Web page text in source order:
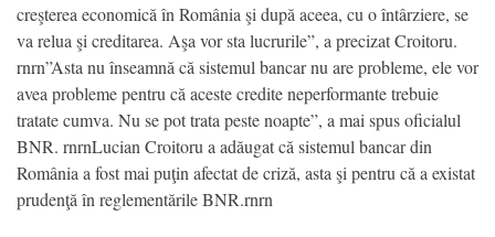
creşterea economică în România şi după aceea, cu o întârziere, se
va relua şi creditarea. Aşa vor sta lucrurile”, a precizat Croitoru.
rnrn”Asta nu înseamnă că sistemul bancar nu are probleme, ele vor
avea probleme pentru că aceste credite neperformante trebuie
tratate cumva. Nu se pot trata peste noapte”, a mai spus oficialul
BNR. rnrnLucian Croitoru a adăugat că sistemul bancar din
România a fost mai puţin afectat de criză, asta şi pentru că a existat
prudenţă în reglementările BNR.rnrn